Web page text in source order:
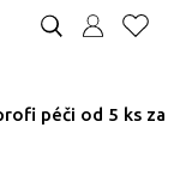
péči od 5 ks za